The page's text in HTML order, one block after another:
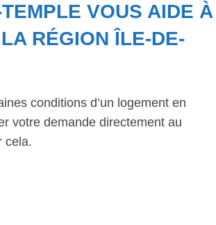
VOUS AIDE À
RÉGION ÎLE-DE-
conditions d’un logement en
votre demande directement au
cela.